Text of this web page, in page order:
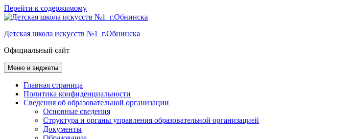
Перейти к содержимому
Детская школа искусств №1 г.Обнинска
Официальный сайт
Меню и виджеты
Главная страница
Политика конфиденциальности
Сведения об образовательной организации
Основные сведения
Структура и органы управления образовательной организацией
Документы